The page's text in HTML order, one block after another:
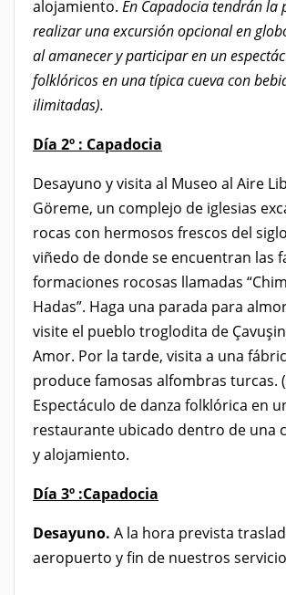
alojamiento. En Capadocia tendrán la
realizar una excursión opcional en
al amanecer y participar en un
folklóricos en una típica cueva con
ilimitadas).
Día 2º : Capadocia
Desayuno y visita al Museo al Aire
Göreme, un complejo de iglesias
rocas con hermosos frescos del
viñedo de donde se encuentran las
formaciones rocosas llamadas
Hadas”. Haga una parada para
visite el pueblo troglodita de
Amor. Por la tarde, visita a una
produce famosas alfombras turcas.
Espectáculo de danza folklórica en
restaurante ubicado dentro de una
y alojamiento.
Día 3º :Capadocia
Desayuno. A la hora prevista
aeropuerto y fin de nuestros